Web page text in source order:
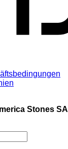
Stones SA